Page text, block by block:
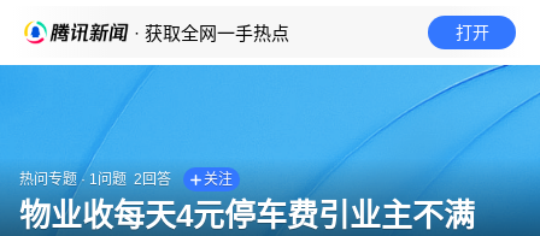
· 获取全网一手热点 打开
热问专题· 1 问题 2 回答 关注
物业收每天4元停车费引业主不满